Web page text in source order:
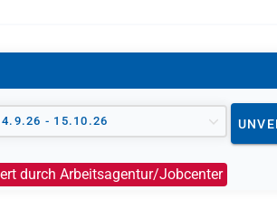
bzw. veranlassen; die
- 15.10.26
durch Arbeitsagentur/Jobcenter